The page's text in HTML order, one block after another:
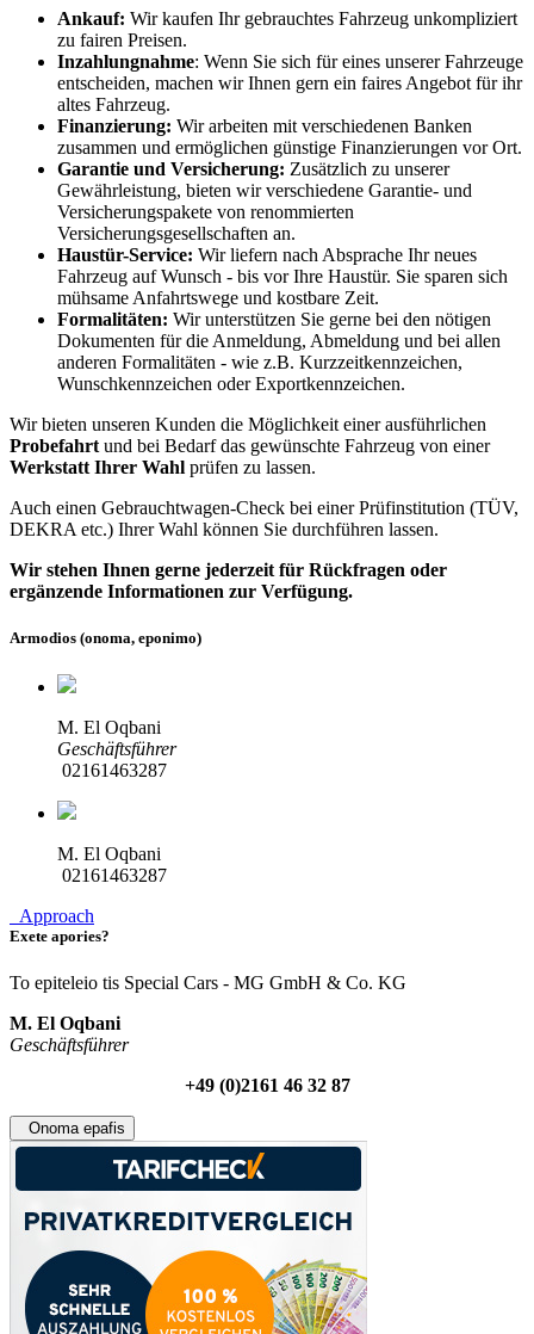
Ankauf: Wir kaufen Ihr gebrauchtes Fahrzeug unkompliziert
zu fairen Preisen.
Inzahlungnahme: Wenn Sie sich für eines unserer Fahrzeuge
entscheiden, machen wir Ihnen gern ein faires Angebot für ihr
altes Fahrzeug.
Finanzierung: Wir arbeiten mit verschiedenen Banken
zusammen und ermöglichen günstige Finanzierungen vor Ort.
Garantie und Versicherung: Zusätzlich zu unserer
Gewährleistung, bieten wir verschiedene Garantie- und
Versicherungspakete von renommierten
Versicherungsgesellschaften an.
Haustür-Service: Wir liefern nach Absprache Ihr neues
Fahrzeug auf Wunsch - bis vor Ihre Haustür. Sie sparen sich
mühsame Anfahrtswege und kostbare Zeit.
Formalitäten: Wir unterstützen Sie gerne bei den nötigen
Dokumenten für die Anmeldung, Abmeldung und bei allen
anderen Formalitäten - wie z.B. Kurzzeitkennzeichen,
Wunschkennzeichen oder Exportkennzeichen.
Wir bieten unseren Kunden die Möglichkeit einer ausführlichen
Probefahrt und bei Bedarf das gewünschte Fahrzeug von einer
Werkstatt Ihrer Wahl prüfen zu lassen.
Auch einen Gebrauchtwagen-Check bei einer Prüfinstitution (TÜV,
DEKRA etc.) Ihrer Wahl können Sie durchführen lassen.
Wir stehen Ihnen gerne jederzeit für Rückfragen oder
ergänzende Informationen zur Verfügung.
Armodios (onoma, eponimo)
M. El Oqbani
Geschäftsführer
02161463287
M. El Oqbani
02161463287
Approach
Exete apories?
To epiteleio tis Special Cars - MG GmbH & Co. KG
M. El Oqbani
Geschäftsführer
+49 (0)2161 46 32 87
Onoma epafis